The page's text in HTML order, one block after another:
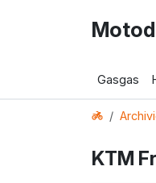
Gasgas
KTM